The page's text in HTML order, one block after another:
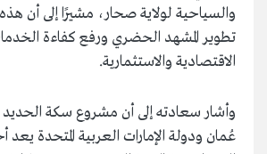
والسياحية لولاية صحار، مشيرًا إلى أن
تطوير المشهد الحضري ورفع كفاءة
الاقتصادية والاستثمارية.
وأشار سعادته إلى أن مشروع سكة الحديد
عُمان ودولة الإمارات العربية المتحدة يعد